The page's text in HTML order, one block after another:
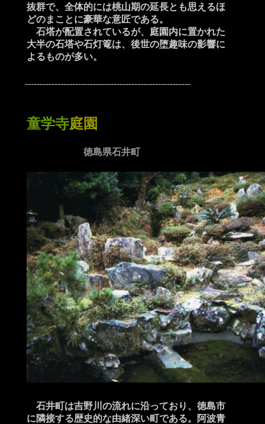
抜群で、全体的には桃山期の延長とも思えるほ
どのまことに豪華な意匠である。
石塔が配置されているが、庭園内に置かれた
大半の石塔や石灯篭は、後世の堕趣味の影響に
よるものが多い。
--------------------------------------------------------
童学寺庭園
徳島県石井町
石井町は吉野川の流れに沿っており、徳島市
に隣接する歴史的な由緒深い町である。阿波青